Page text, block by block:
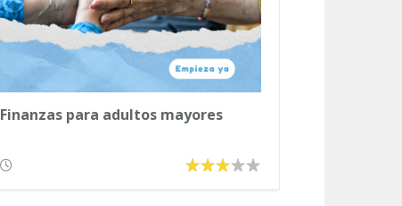
Finanzas para adultos mayores